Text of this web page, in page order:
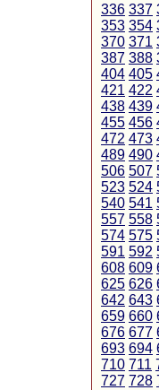
336 337
353 354
370 371
387 388
404 405
421 422
438 439
455 456
472 473
489 490
506 507
523 524
540 541
557 558
574 575
591 592
608 609
625 626
642 643
659 660
676 677
693 694
710 711
727 728